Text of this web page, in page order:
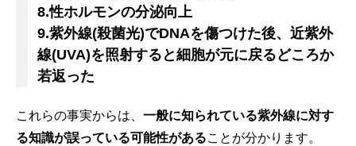
8.性ホルモンの分泌向上
9.紫外線(殺菌光)でDNAを傷つけた後、近紫外
線(UVA)を照射すると細胞が元に戻るどころか
若返った
これらの事実からは、 一般に知られている紫外線に対す
る知識が誤っている可能性があることが分かります。